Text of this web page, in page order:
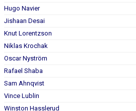
Hugo Navier
Jishaan Desai
Knut Lorentzson
Niklas Krochak
Oscar Nyström
Rafael Shaba
Sam Ahnqvist
Vince Lublin
Winston Hasslerud